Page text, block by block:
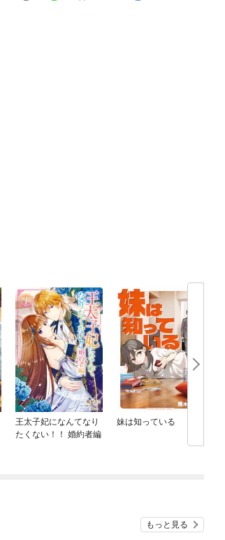
王太子妃になんてなり
たくない！！ 婚約者編
妹は知っている
もっと見る